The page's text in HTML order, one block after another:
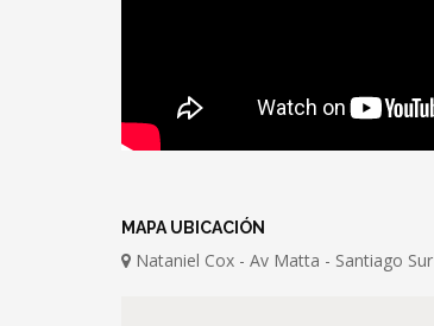
MAPA UBICACIÓN
Nataniel Cox - Av Matta - Santiago Sur